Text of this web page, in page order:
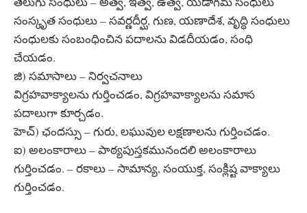
సంస్కృత సంధులు – సవర్ణదీర్ఘ, గుణ, యణాదేశ, వృద్ధి సంధులు
సంధులకు సంబంధించిన పదాలను విడదీయడం, సంధి
చేయడం.
జి) సమాసాలు – నిర్వచనాలు
విగ్రహవాక్యాలను గుర్తించడం, విగ్రహవాక్యాలను సమాస
పదాలుగా కూర్చడం.
హెచ్) ఛందస్సు – గురు, లఘువుల లక్షణాలను గుర్తించడం.
ఐ) అలంకారాలు – పాఠ్యపుస్తకమునందలి అలంకారాలు
గుర్తించడం. – రకాలు – సామాన్య, సంయుక్త, సంక్లిష్ట వాక్యాలు
గుర్తించడం.